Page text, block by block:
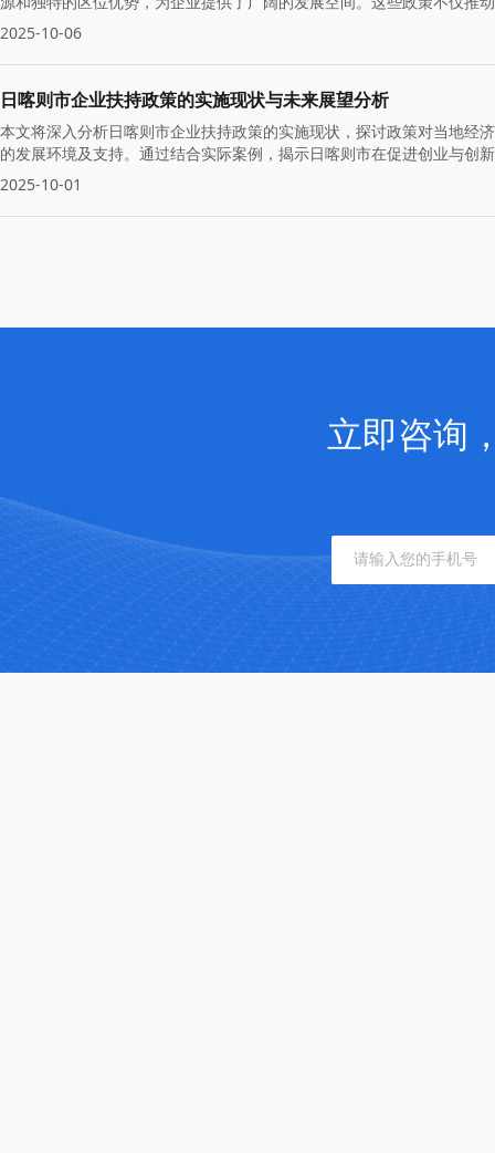
了坚实基础。
2025-10-06
日喀则市企业扶持政策的实施现状与未来展望分析
本文将深入分析日喀则市企业扶持政策的实施现状，探讨政策对当地经
的发展环境及支持。通过结合实际案例，揭示日喀则市在促进创业与创
2025-10-01
立即咨询